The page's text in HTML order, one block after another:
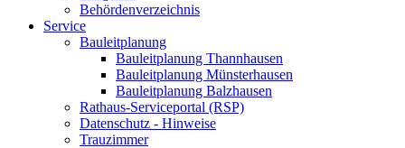
Behördenverzeichnis
Service
Bauleitplanung
Bauleitplanung Thannhausen
Bauleitplanung Münsterhausen
Bauleitplanung Balzhausen
Rathaus-Serviceportal (RSP)
Datenschutz - Hinweise
Trauzimmer